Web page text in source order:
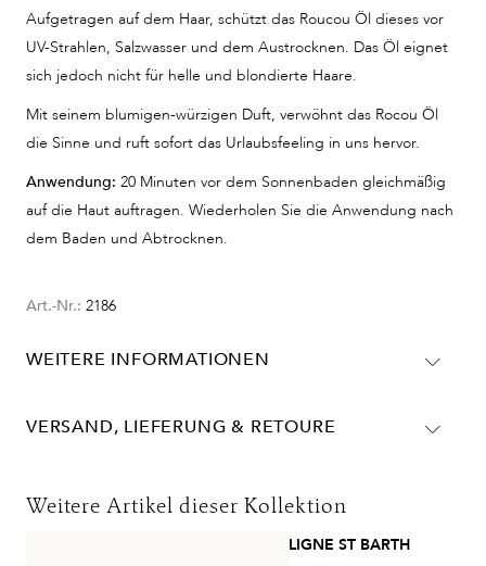
Aufgetragen auf dem Haar, schützt das Roucou Öl dieses vor
UV-Strahlen, Salzwasser und dem Austrocknen. Das Öl eignet
sich jedoch nicht für helle und blondierte Haare.
Mit seinem blumigen-würzigen Duft, verwöhnt das Rocou Öl
die Sinne und ruft sofort das Urlaubsfeeling in uns hervor.
Anwendung: 20 Minuten vor dem Sonnenbaden gleichmäßig
auf die Haut auftragen. Wiederholen Sie die Anwendung nach
dem Baden und Abtrocknen.
Art.-Nr.: 2186
WEITERE INFORMATIONEN
Oil, Prunus Amygdalus Dulcis (Sweet Almond) Oil, Octyl
Methoxydibenzoylmethane, Calendula Officinalis
Fruit Extract, Benzyl Alcohol, Benzyl Benzoate, Benzyl
VERSAND, LIEFERUNG & RETOURE
DHL
Weitere Artikel dieser Kollektion
LIGNE ST BARTH